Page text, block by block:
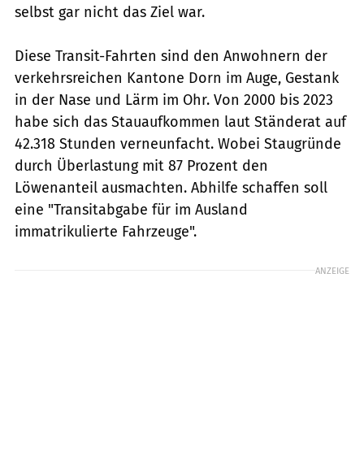
selbst gar nicht das Ziel war.
Diese Transit-Fahrten sind den Anwohnern der
verkehrsreichen Kantone Dorn im Auge, Gestank
in der Nase und Lärm im Ohr. Von 2000 bis 2023
habe sich das Stauaufkommen laut Ständerat auf
42.318 Stunden verneunfacht. Wobei Staugründe
durch Überlastung mit 87 Prozent den
Löwenanteil ausmachten. Abhilfe schaffen soll
eine "Transitabgabe für im Ausland
immatrikulierte Fahrzeuge".
ANZEIGE